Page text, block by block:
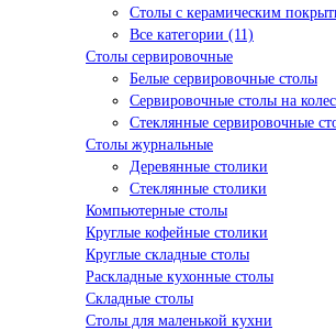
Столы с керамическим
Все категории (11)
Столы сервировочные
Белые сервировочные столы
Сервировочные столы на
Стеклянные сервировочные
Столы журнальные
Деревянные столики
Стеклянные столики
Компьютерные столы
Круглые кофейные столики
Круглые складные столы
Раскладные кухонные столы
Складные столы
Столы для маленькой кухни